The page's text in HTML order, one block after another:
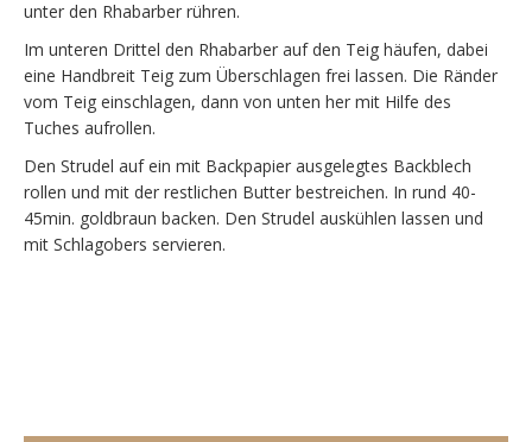
unter den Rhabarber rühren.
Im unteren Drittel den Rhabarber auf den Teig häufen, dabei
eine Handbreit Teig zum Überschlagen frei lassen. Die Ränder
vom Teig einschlagen, dann von unten her mit Hilfe des
Tuches aufrollen.
Den Strudel auf ein mit Backpapier ausgelegtes Backblech
rollen und mit der restlichen Butter bestreichen. In rund 40-
45min. goldbraun backen. Den Strudel auskühlen lassen und
mit Schlagobers servieren.